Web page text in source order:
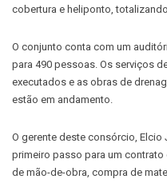
cobertura e heliponto,
O conjunto conta com um
para 490 pessoas. Os serviços
executados e as obras de
estão em andamento.
O gerente deste consórcio, Elcio
primeiro passo para um
de mão-de-obra, compra de